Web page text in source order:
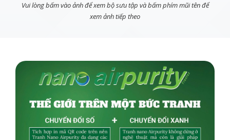
Vui lòng bấm vào ảnh để xem bộ sưu tập và bấm phím mũi tên để
xem ảnh tiếp theo